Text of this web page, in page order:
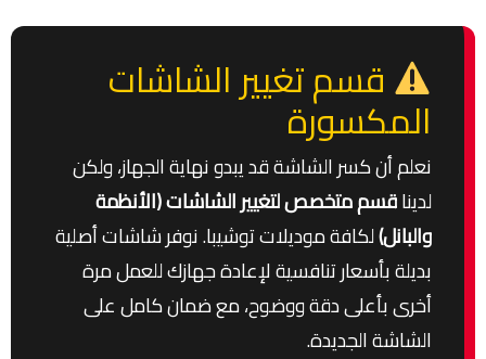
قسم تغيير الشاشات
المكسورة
نعلم أن كسر الشاشة قد يبدو نهاية الجهاز، ولكن
لديناقسم متخصص لتغيير الشاشات (الأنظمة
والبانل)لكافة موديلات توشيبا. نوفر شاشات أصلية
بديلة بأسعار تنافسية لإعادة جهازك للعمل مرة
أخرى بأعلى دقة ووضوح، مع ضمان كامل على
الشاشة الجديدة.